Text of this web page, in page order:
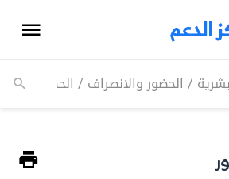
الدعم
/ الحضور والانصراف / الحضور /